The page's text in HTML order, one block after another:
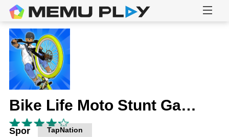
Bike Life Moto Stunt Games
Spor TapNation